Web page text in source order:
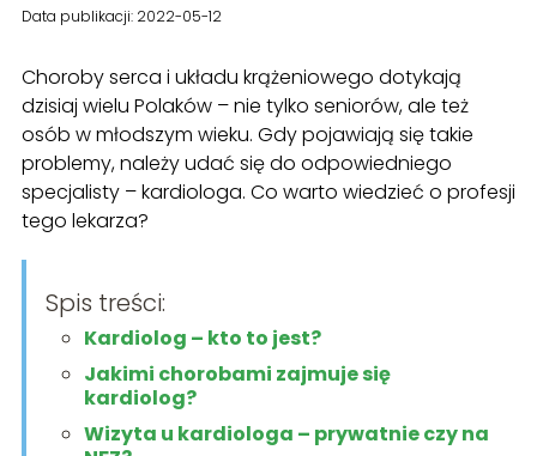
Data publikacji: 2022-05-12
Choroby serca i układu krążeniowego dotykają
dzisiaj wielu Polaków – nie tylko seniorów, ale też
osób w młodszym wieku. Gdy pojawiają się takie
problemy, należy udać się do odpowiedniego
specjalisty – kardiologa. Co warto wiedzieć o profesji
tego lekarza?
Spis treści:
Kardiolog – kto to jest?
Jakimi chorobami zajmuje się
kardiolog?
Wizyta u kardiologa – prywatnie czy na